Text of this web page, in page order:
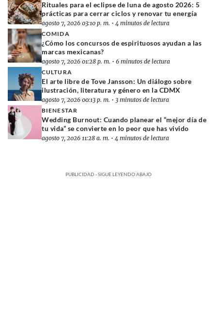
Rituales para el eclipse de luna de agosto 2026: 5
prácticas para cerrar ciclos y renovar tu energía
agosto 7, 2026 03:10 p. m. • 4 minutos de lectura
COMIDA
¿Cómo los concursos de espirituosos ayudan a las
marcas mexicanas?
agosto 7, 2026 01:28 p. m. • 6 minutos de lectura
CULTURA
El arte libre de Tove Jansson: Un diálogo sobre
ilustración, literatura y género en la CDMX
agosto 7, 2026 00:13 p. m. • 3 minutos de lectura
BIENESTAR
Wedding Burnout: Cuando planear el “mejor día de
tu vida” se convierte en lo peor que has vivido
agosto 7, 2026 11:28 a. m. • 4 minutos de lectura
PUBLICIDAD - SIGUE LEYENDO ABAJO